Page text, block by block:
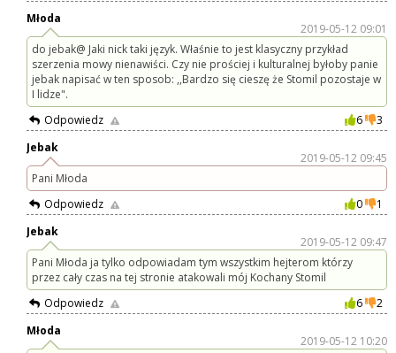
Młoda
2019-05-12 09:01
do jebak@ Jaki nick taki język. Właśnie to jest klasyczny przykład
szerzenia mowy nienawiści. Czy nie prościej i kulturalnej byłoby panie
jebak napisać w ten sposob: ,,Bardzo się cieszę że Stomil pozostaje w
I lidze".
Odpowiedz
6
3
Jebak
2019-05-12 09:45
Pani Młoda
Odpowiedz
0
1
Jebak
2019-05-12 09:47
Pani Młoda ja tylko odpowiadam tym wszystkim hejterom którzy
przez cały czas na tej stronie atakowali mój Kochany Stomil
Odpowiedz
6
2
Młoda
2019-05-12 10:20